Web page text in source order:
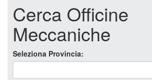
Cerca Officine
Meccaniche
Seleziona Provincia: